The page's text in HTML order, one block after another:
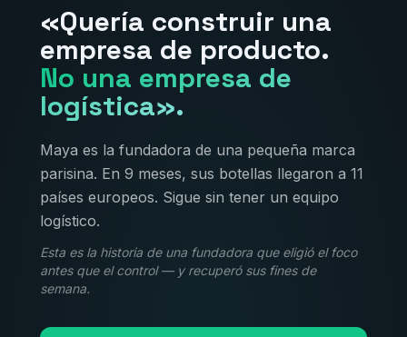
«Quería construir una
empresa de producto.
No una empresa de
logística».
Maya es la fundadora de una pequeña marca
parisina. En 9 meses, sus botellas llegaron a 11
países europeos. Sigue sin tener un equipo
logístico.
Esta es la historia de una fundadora que eligió el foco
antes que el control — y recuperó sus fines de
semana.